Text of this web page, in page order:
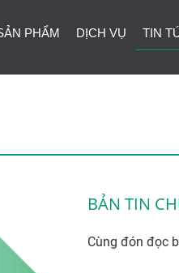
PHẨM DỊCH VỤ TIN
BẢN TIN
Cùng đón đọc